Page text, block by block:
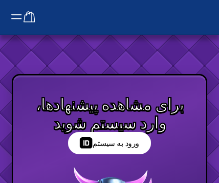
برای مشاهده پیشنهادها،
وارد سیستم شوید
ورود به سیستم